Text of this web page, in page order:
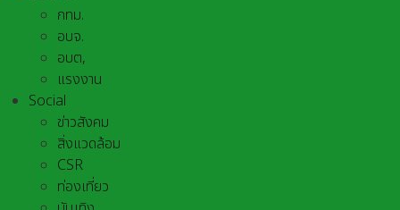
กทม.
อบจ.
อบต,
แรงงาน
Social
ข่าวสังคม
สิ่งแวดล้อม
CSR
ท่องเที่ยว